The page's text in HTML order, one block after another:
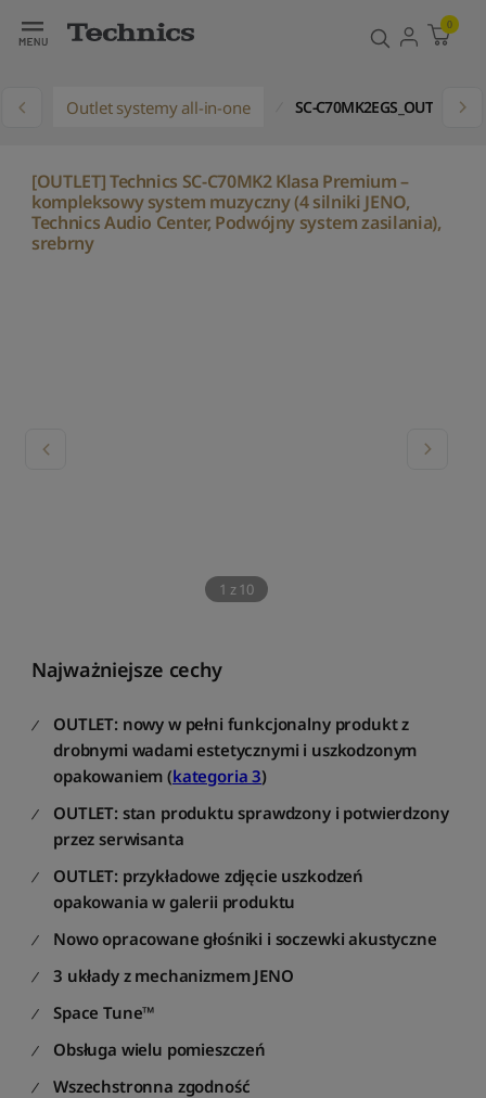
0
Outlet systemy all-in-one SC-
[OUTLET] Technics SC-C70MK2 Klasa Premium –
kompleksowy system muzyczny (4 silniki JENO,
Technics Audio Center, Podwójny system zasilania),
srebrny
1 z10
Najważniejsze cechy
OUTLET: nowy w pełni funkcjonalny produkt z
drobnymi wadami estetycznymi i uszkodzonym
opakowaniem (kategoria 3)
OUTLET: stan produktu sprawdzony i potwierdzony
przez serwisanta
OUTLET: przykładowe zdjęcie uszkodzeń
opakowania w galerii produktu
Nowo opracowane głośniki i soczewki akustyczne
3 układy z mechanizmem JENO
Space Tune™
Obsługa wielu pomieszczeń
Wszechstronna zgodność